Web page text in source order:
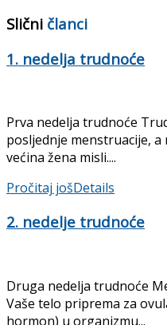
Slični članci
1. nedelja trudnoće
Prva nedelja trudnoće
posljednje menstruacije, a
većina žena misli....
Pročitaj jošDetails
2. nedelje trudnoće
Druga nedelja trudnoće
Vaše telo priprema za
hormon) u organizmu...